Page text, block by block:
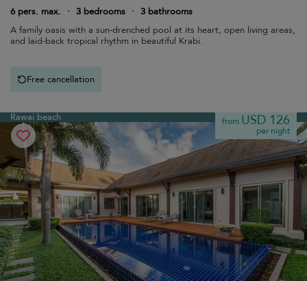
6 pers. max.
· 3 bedrooms · 3 bathrooms
A family oasis with a sun-drenched pool at its heart, open living areas,
and laid-back tropical rhythm in beautiful Krabi.
Free cancellation
Rawai beach from USD 126
per night